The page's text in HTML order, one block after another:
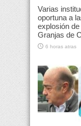
Varias
oportuna a
explosión
Granjas de
6 horas atras